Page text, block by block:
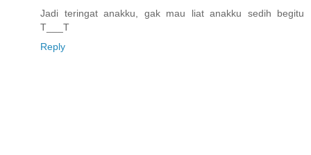
Jadi teringat anakku, gak mau liat anakku sedih begitu
T___T
Reply